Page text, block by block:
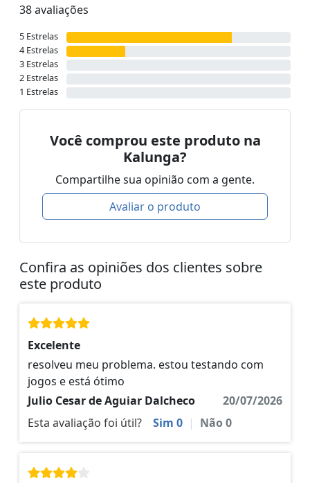
38 avaliações
5 Estrelas
4 Estrelas
3 Estrelas
2 Estrelas
1 Estrelas
Você comprou este produto na
Kalunga?
Compartilhe sua opinião com a gente.
Avaliar o produto
Confira as opiniões dos clientes sobre
este produto
Excelente
resolveu meu problema. estou testando com
jogos e está ótimo
Julio Cesar de Aguiar Dalcheco
20/07/2026
Esta avaliação foi útil?
Sim 0 | Não0